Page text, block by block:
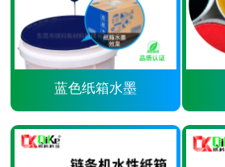
蓝色纸箱水墨